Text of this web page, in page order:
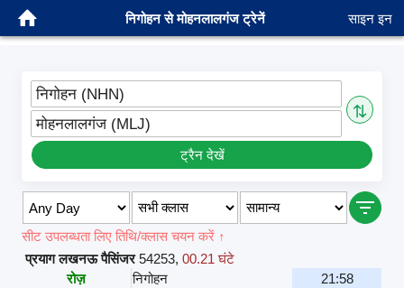
निगोहन से मोहनलालगंज ट्रेनें साइन इन
निगोहन (NHN)
⇅
मोहनलालगंज (MLJ)
ट्रैन देखें
सीट उपलब्धता लिए तिथि/क्लास चयन करें ↑
प्रयाग लखनऊ पैसिंजर54253,00.21 घंटे
रोज़
निगोहन
21:58